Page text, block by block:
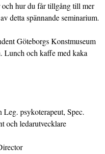
och hur du får tillgång till mer
detta spännande seminarium.
Göteborgs Konstmuseum
Lunch och kaffe med kaka
psykoterapeut, Spec.
och ledarutvecklare